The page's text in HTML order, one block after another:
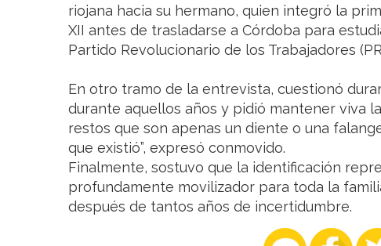
riojana hacia su hermano, quien integró la
XII antes de trasladarse a Córdoba para
Partido Revolucionario de los Trabajadores
En otro tramo de la entrevista, cuestionó
durante aquellos años y pidió mantener viva
restos que son apenas un diente o una
que existió”, expresó conmovido.
Finalmente, sostuvo que la identificación
profundamente movilizador para toda la
después de tantos años de incertidumbre.